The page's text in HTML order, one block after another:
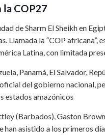
la COP27
de Sharm El Sheikh en
Llamada la “COP africana”,
Latina, con limitada
Panamá, El Salvador,
del gobierno nacional,
estados amazónicos
(Barbados), Gaston
asistido a los primeros